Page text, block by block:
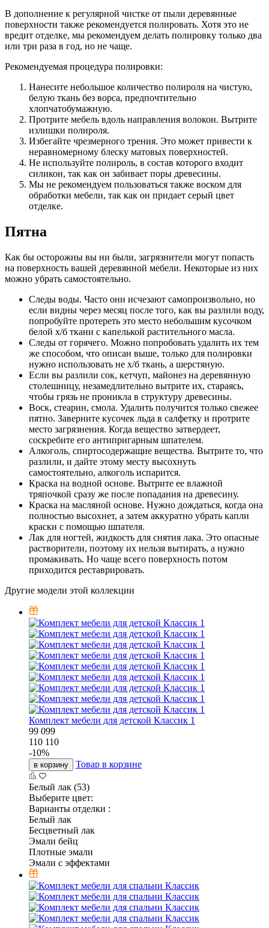
В дополнение к регулярной чистке от пыли деревянные
поверхности также рекомендуется полировать. Хотя это не
вредит отделке, мы рекомендуем делать полировку только два
или три раза в год, но не чаще.
Рекомендуемая процедура полировки:
Нанесите небольшое количество полироля на чистую,
белую ткань без ворса, предпочтительно
хлопчатобумажную.
Протрите мебель вдоль направления волокон. Вытрите
излишки полироля.
Избегайте чрезмерного трения. Это может привести к
неравномерному блеску матовых поверхностей.
Не используйте полироль, в состав которого входит
силикон, так как он забивает поры древесины.
Мы не рекомендуем пользоваться также воском для
обработки мебели, так как он придает серый цвет
отделке.
Пятна
Как бы осторожны вы ни были, загрязнители могут попасть
на поверхность вашей деревянной мебели. Некоторые из них
можно убрать самостоятельно.
Следы воды. Часто они исчезают самопроизвольно, но
если видны через месяц после того, как вы разлили воду,
попробуйте протереть это место небольшим кусочком
белой х/б ткани с капелькой растительного масла.
Следы от горячего. Можно попробовать удалить их тем
же способом, что описан выше, только для полировки
нужно использовать не х/б ткань, а шерстяную.
Если вы разлили сок, кетчуп, майонез на деревянную
столешницу, незамедлительно вытрите их, стараясь,
чтобы грязь не проникла в структуру древесины.
Воск, стеарин, смола. Удалить получится только свежее
пятно. Заверните кусочек льда в салфетку и протрите
место загрязнения. Когда вещество затвердеет,
соскребите его антипригарным шпателем.
Алкоголь, спиртосодержащие вещества. Вытрите то, что
разлили, и дайте этому месту высохнуть
самостоятельно, алкоголь испарится.
Краска на водной основе. Вытрите ее влажной
тряпочкой сразу же после попадания на древесину.
Краска на масляной основе. Нужно дождаться, когда она
полностью высохнет, а затем аккуратно убрать капли
краски с помощью шпателя.
Лак для ногтей, жидкость для снятия лака. Это опасные
растворители, поэтому их нельзя вытирать, а нужно
промакивать. Но чаще всего поверхность потом
приходится реставрировать.
Другие модели этой коллекции
Комплект мебели для детской Классик 1
99 099
110 110
-10%
в корзину Товар в корзине
Белый лак (53)
Выберите цвет:
Варианты отделки :
Белый лак
Бесцветный лак
Эмали бейц
Плотные эмали
Эмали с эффектами